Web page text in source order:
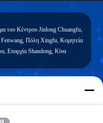
του Κέντρου Jinlong Chuangfu,
Πόλη Xingfu, Κομητεία
Επαρχία Shandong, Κίνα